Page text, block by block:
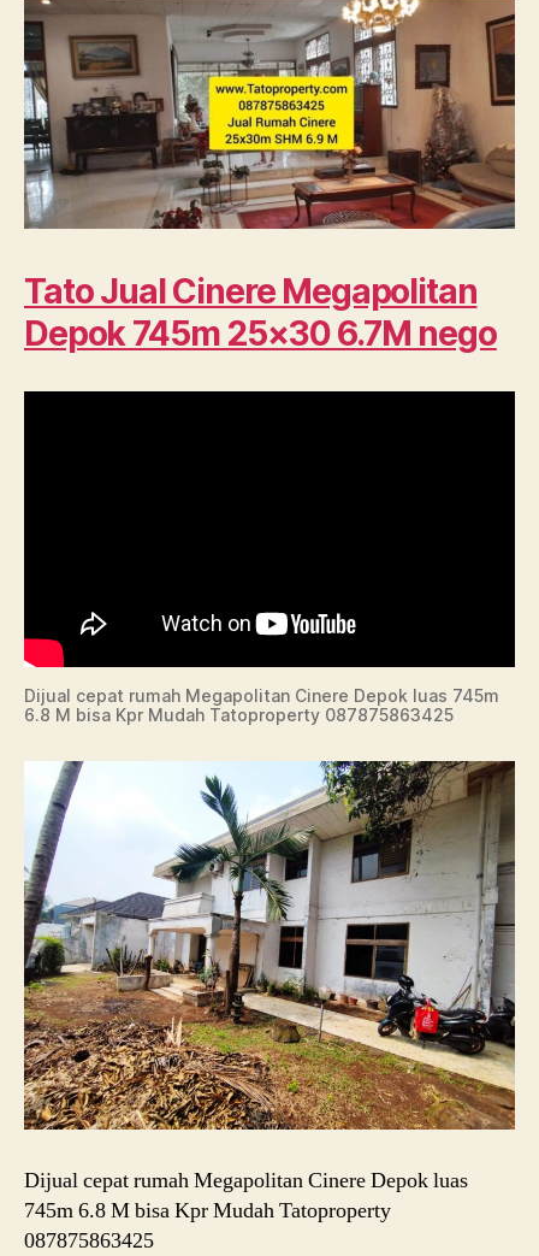
Tato Jual Cinere Megapolitan
Depok 745m 25×30 6.7M nego
Dijual cepat rumah Megapolitan Cinere Depok luas 745m
6.8 M bisa Kpr Mudah Tatoproperty 087875863425
Dijual cepat rumah Megapolitan Cinere Depok luas
745m 6.8 M bisa Kpr Mudah Tatoproperty
087875863425